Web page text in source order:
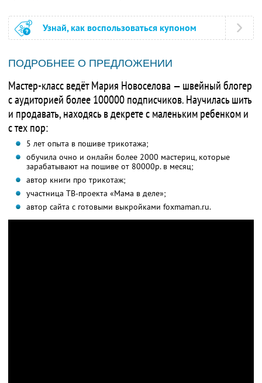
Узнай, как воспользоваться купоном
ПОДРОБНЕЕ О ПРЕДЛОЖЕНИИ
Мастер-класс ведёт Мария Новоселова — швейный блогер
с аудиторией более 100000 подписчиков. Научилась шить
и продавать, находясь в декрете с маленьким ребенком и
с тех пор:
5 лет опыта в пошиве трикотажа;
обучила очно и онлайн более 2000 мастериц, которые
зарабатывают на пошиве от 80000р. в месяц;
автор книги про трикотаж;
участница ТВ-проекта «Мама в деле»;
автор сайта с готовыми выкройками foxmaman.ru.